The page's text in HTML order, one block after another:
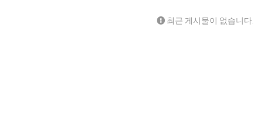
최근 게시물이 없습니다.